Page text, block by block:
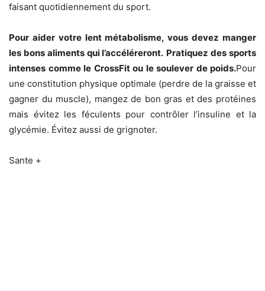
faisant quotidiennement du sport.
Pour aider votre lent métabolisme, vous devez manger
les bons aliments qui l’accéléreront. Pratiquez des sports
intenses comme le CrossFit ou le soulever de poids.Pour
une constitution physique optimale (perdre de la graisse et
gagner du muscle), mangez de bon gras et des protéines
mais évitez les féculents pour contrôler l’insuline et la
glycémie. Évitez aussi de grignoter.
Sante +